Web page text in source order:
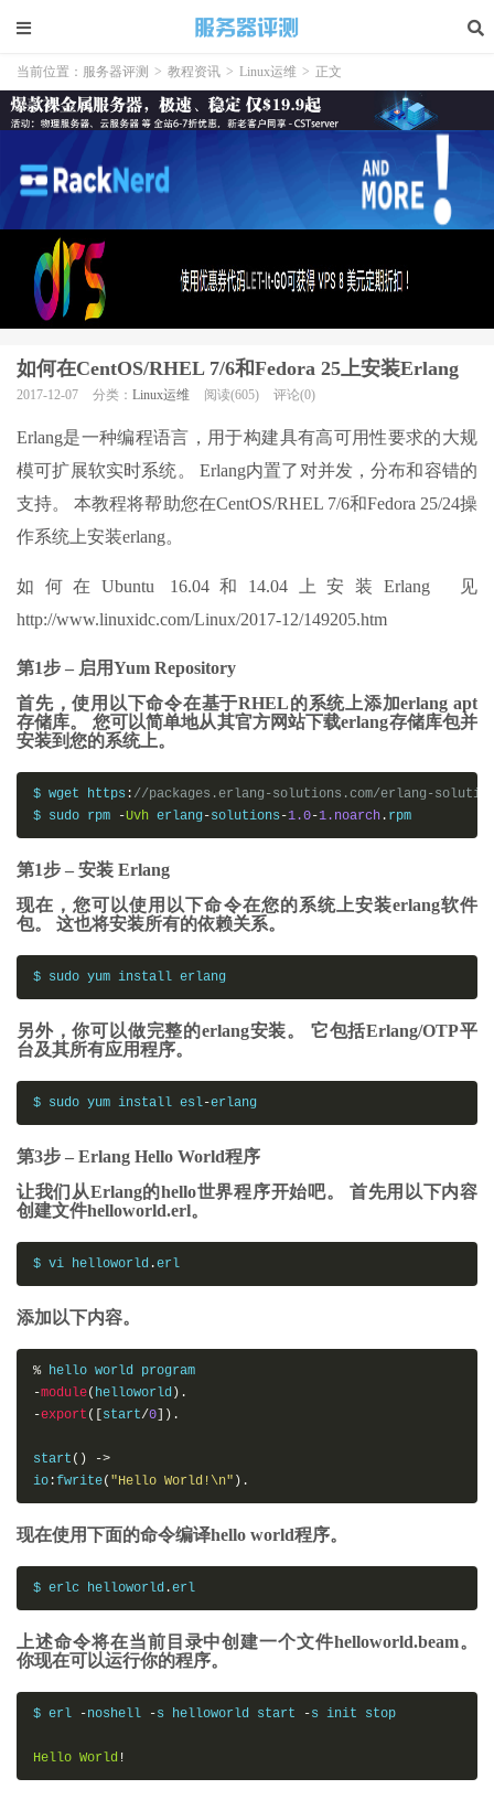
当前位置： 服务器评测 > 教程资讯 > Linux运维 > 正文
如何在CentOS/RHEL 7/6和Fedora 25上安装Erlang
2017-12-07 分类： Linux运维 阅读(605) 评论(0)
Erlang是一种编程语言，用于构建具有高可用性要求的大规
模可扩展软实时系统。 Erlang内置了对并发，分布和容错的
支持。 本教程将帮助您在CentOS/RHEL 7/6和Fedora 25/24操
作系统上安装erlang。
如何在Ubuntu 16.04和14.04上安装Erlang 见
http://www.linuxidc.com/Linux/2017-12/149205.htm
第1步 – 启用Yum Repository
首先，使用以下命令在基于RHEL的系统上添加erlang apt
存储库。 您可以简单地从其官方网站下载erlang存储库包并
安装到您的系统上。
$ wget https : //packages.erlang-solutions.com/erlang-
$ sudo rpm
-Uvh erlang-solutions -1.0-1.noarch . rpm
第1步 – 安装 Erlang
现在，您可以使用以下命令在您的系统上安装erlang软件
包。 这也将安装所有的依赖关系。
$ sudo yum install erlang
另外，你可以做完整的erlang安装。 它包括Erlang/OTP平
台及其所有应用程序。
$ sudo yum install esl-erlang
第3步 – Erlang Hello World程序
让我们从Erlang的hello世界程序开始吧。 首先用以下内容
创建文件helloworld.erl。
$ vi helloworld .erl
添加以下内容。
%
-module( helloworld).
-export ([start/0]).
start ()
->
io :fwrite( "Hello World!\n" ).
现在使用下面的命令编译hello world程序。
$ erlc helloworld .erl
上述命令将在当前目录中创建一个文件helloworld.beam。
你现在可以运行你的程序。
$ erl -noshell -s helloworld start -s init stop
Hello World !